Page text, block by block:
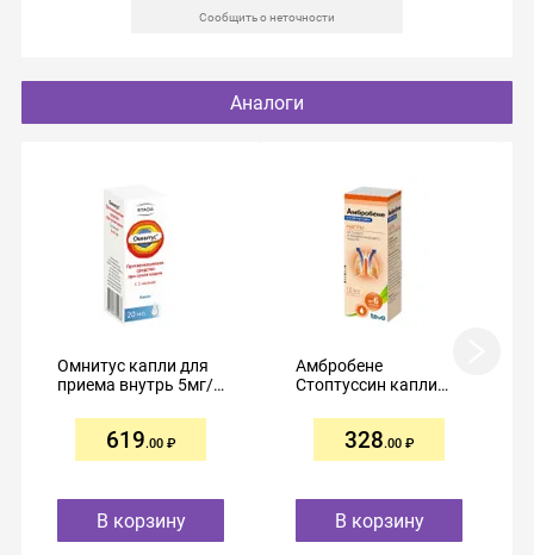
Сообщить о неточности
Аналоги
Омнитус капли для
приема внутрь 5мг/
619.00
В корзину
Амбробене
Стоптуссин капли
10мл
328.00
В корзину